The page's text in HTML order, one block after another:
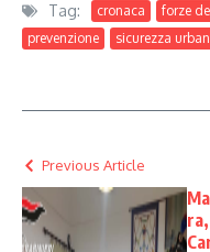
Tag: cronaca forze
prevenzione
sicurezza
Previous Article